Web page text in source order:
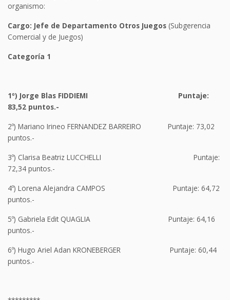
organismo:
Cargo: Jefe de Departamento Otros Juegos (Subgerencia
Comercial y de Juegos)
Categoría 1
1º) Jorge Blas FIDDIEMI
Puntaje:
83,52 puntos.-
2º) Mariano Irineo FERNANDEZ BARREIRO Puntaje: 73,02
puntos.-
3º) Clarisa Beatriz LUCCHELLI Puntaje:
72,34 puntos.-
4º) Lorena Alejandra CAMPOS Puntaje: 64,72
puntos.-
5º) Gabriela Edit QUAGLIA Puntaje: 64,16
puntos.-
6º) Hugo Ariel Adan KRONEBERGER Puntaje: 60,44
puntos.-